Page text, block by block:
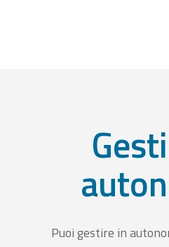
Puoi gestire in